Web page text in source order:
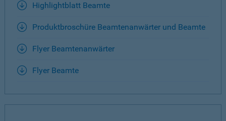
Highlightblatt Beamte
Produktbroschüre Beamtenanwärter und Beamte
Flyer Beamtenanwärter
Flyer Beamte